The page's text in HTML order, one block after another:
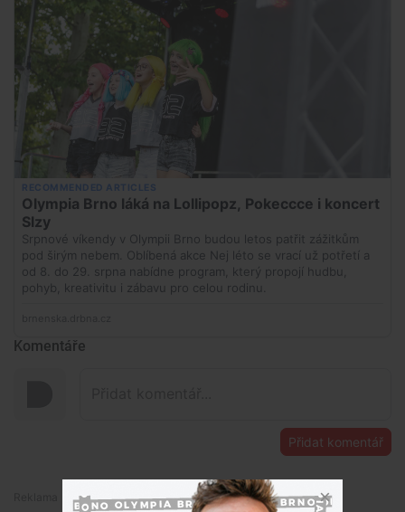
Komentáře
Přidat komentář